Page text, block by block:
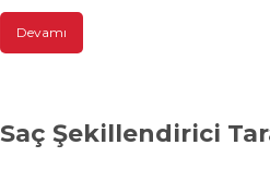
Devamı
Saç Şekillendirici